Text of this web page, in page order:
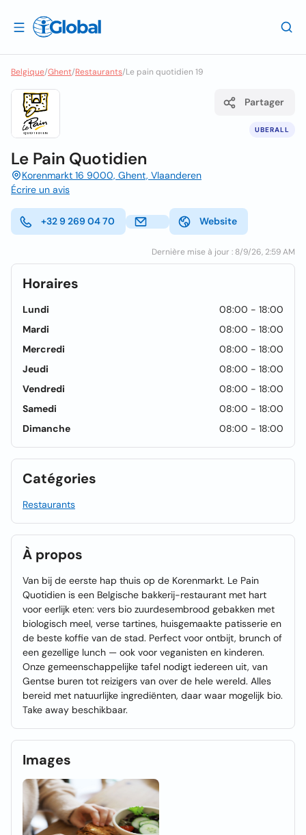
Belgique/Ghent/Restaurants/Le pain quotidien 19
UBERALL
Partager
Le Pain Quotidien
Korenmarkt 16 9000, Ghent, Vlaanderen
Écrire un avis
+32 9 269 04 70 Website
Dernière mise à jour : 8/9/26, 2:59 AM
Horaires
Lundi
08:00 - 18:00
Mardi
08:00 - 18:00
Mercredi
08:00 - 18:00
Jeudi
08:00 - 18:00
Vendredi
08:00 - 18:00
Samedi
08:00 - 18:00
Dimanche
08:00 - 18:00
Catégories
Restaurants
À propos
Van bij de eerste hap thuis op de Korenmarkt. Le Pain
Quotidien is een Belgische bakkerij-restaurant met hart
voor eerlijk eten: vers bio zuurdesembrood gebakken met
biologisch meel, verse tartines, huisgemaakte patisserie en
de beste koffie van de stad. Perfect voor ontbijt, brunch of
een gezellige lunch — ook voor veganisten en kinderen.
Onze gemeenschappelijke tafel nodigt iedereen uit, van
Gentse buren tot reizigers van over de hele wereld. Alles
bereid met natuurlijke ingrediënten, daar waar mogelijk bio.
Take away beschikbaar.
Images